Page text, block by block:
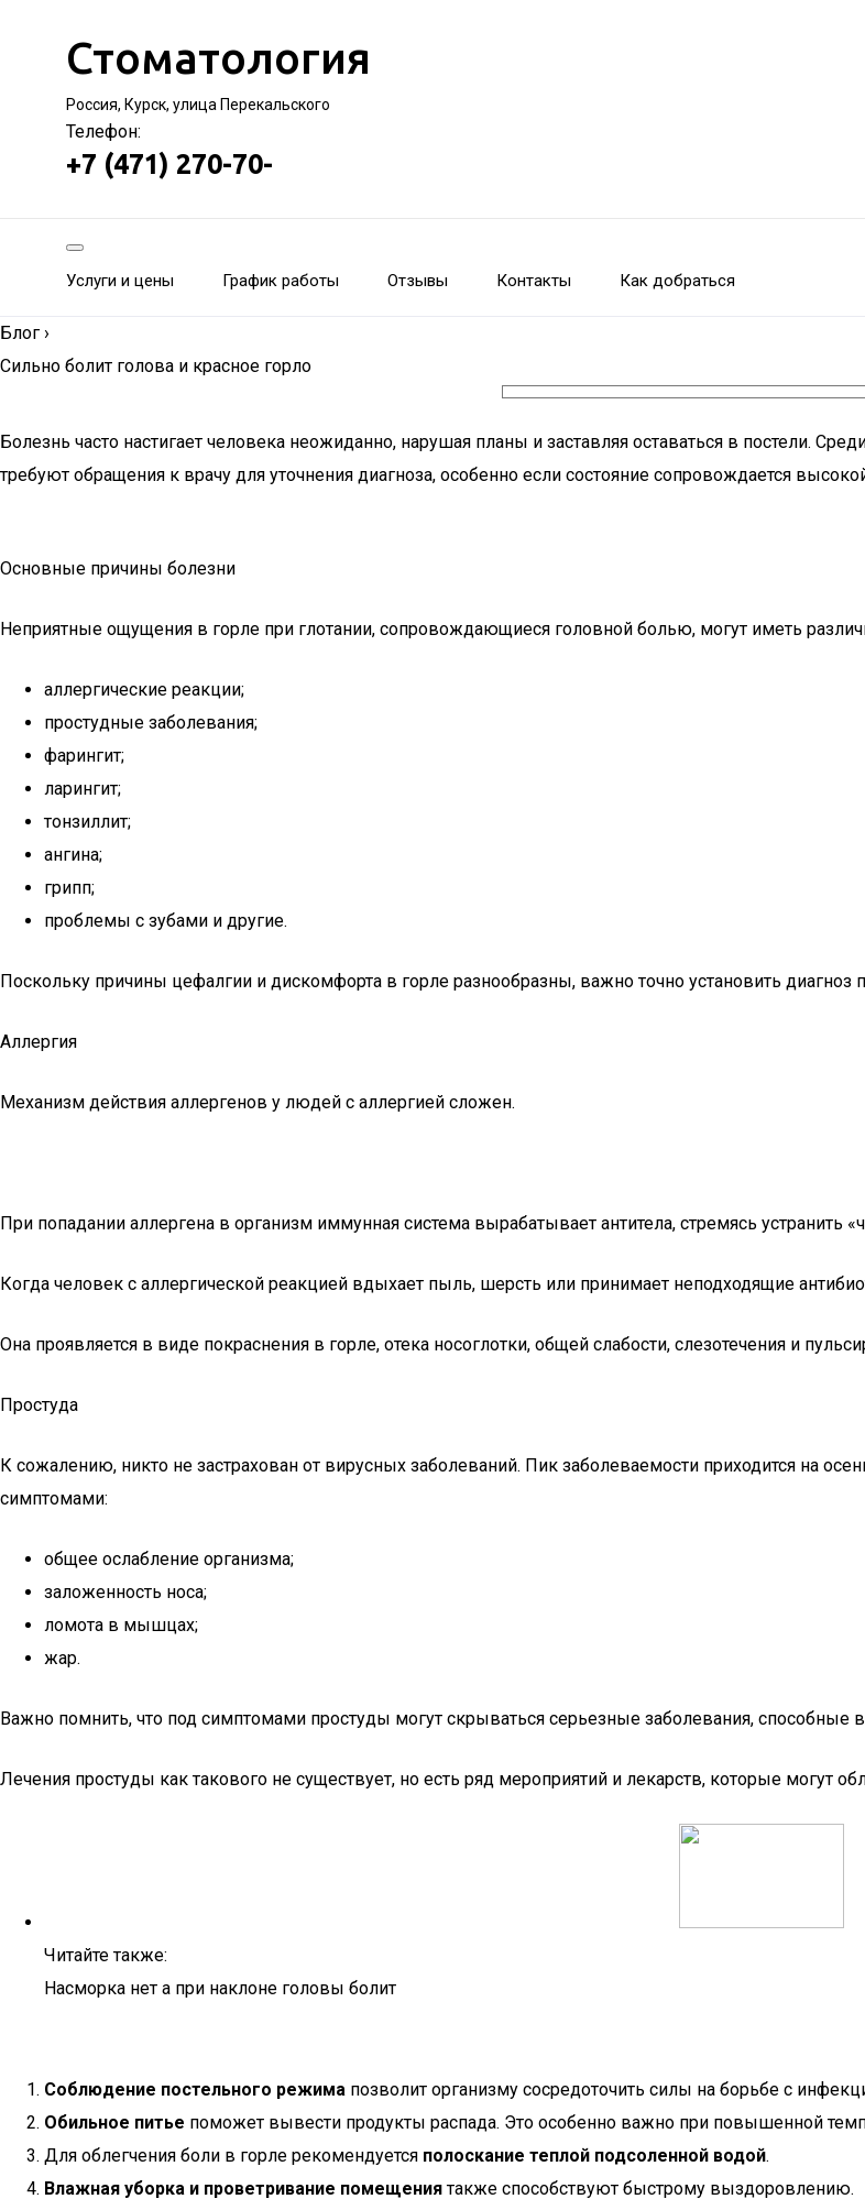
Стоматология
Россия, Курск, улица Перекальского
Телефон:
+7 (471) 270-70-
Услуги и цены График работы Отзывы Контакты Как добраться
Блог ›
Сильно болит голова и красное горло
Болезнь часто настигает человека неожиданно, нарушая планы и заставляя оставаться в постели.
требуют обращения к врачу для уточнения диагноза, особенно если состояние сопровождается
Основные причины болезни
Неприятные ощущения в горле при глотании, сопровождающиеся головной болью, могут иметь
аллергические реакции;
простудные заболевания;
фарингит;
ларингит;
тонзиллит;
ангина;
грипп;
проблемы с зубами и другие.
Поскольку причины цефалгии и дискомфорта в горле разнообразны, важно точно установить диагноз
Аллергия
Механизм действия аллергенов у людей с аллергией сложен.
При попадании аллергена в организм иммунная система вырабатывает антитела, стремясь устранить
Когда человек с аллергической реакцией вдыхает пыль, шерсть или принимает неподходящие
Она проявляется в виде покраснения в горле, отека носоглотки, общей слабости, слезотечения и
Простуда
К сожалению, никто не застрахован от вирусных заболеваний. Пик заболеваемости приходится на
симптомами:
общее ослабление организма;
заложенность носа;
ломота в мышцах;
жар.
Важно помнить, что под симптомами простуды могут скрываться серьезные заболевания, способные
Лечения простуды как такового не существует, но есть ряд мероприятий и лекарств, которые могут
Читайте также:
Насморка нет а при наклоне головы болит
Соблюдение постельного режима позволит организму сосредоточить силы на борьбе с
Обильное питье поможет вывести продукты распада. Это особенно важно при повышенной
Для облегчения боли в горле рекомендуется полоскание теплой подсоленной водой.
Влажная уборка и проветривание помещениятакже способствуют быстрому выздоровлению.